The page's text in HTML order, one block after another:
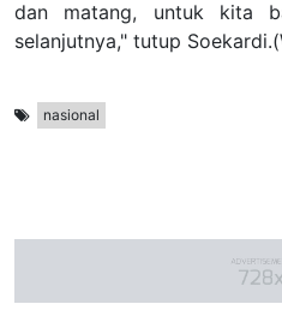
dan matang, untuk kita
selanjutnya," tutup
nasional